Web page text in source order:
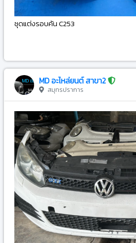
ชุดแต่งรอบคัน C253
MD อะไหล่ยนต์ สาขา2
สมุทรปราการ